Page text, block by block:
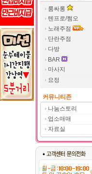
룸싸롱
텐프로/쩜오
노래주점
단란주점
다방
BAR
마사지
요정
커뮤니티존
나눔스토리
업소매매
자료실